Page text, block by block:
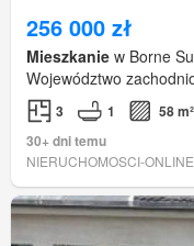
256 000 zł
Mieszkanie w Borne
Województwo
3 1
58 m²
30+ dni temu